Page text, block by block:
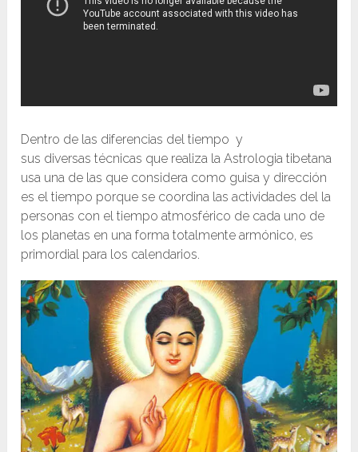
Dentro de las diferencias del tiempo y
sus diversas técnicas que realiza la Astrologia tibetana
usa una de las que considera como guisa y dirección
es el tiempo porque se coordina las actividades del la
personas con el tiempo atmosférico de cada uno de
los planetas en una forma totalmente armónico, es
primordial para los calendarios.